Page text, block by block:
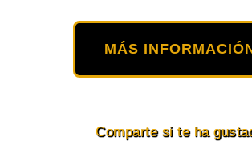
MÁS
Comparte si te ha